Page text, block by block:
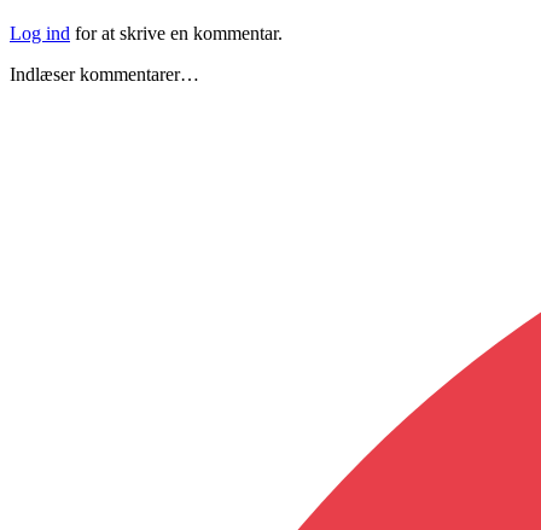
Log ind for at skrive en kommentar.
Indlæser kommentarer…